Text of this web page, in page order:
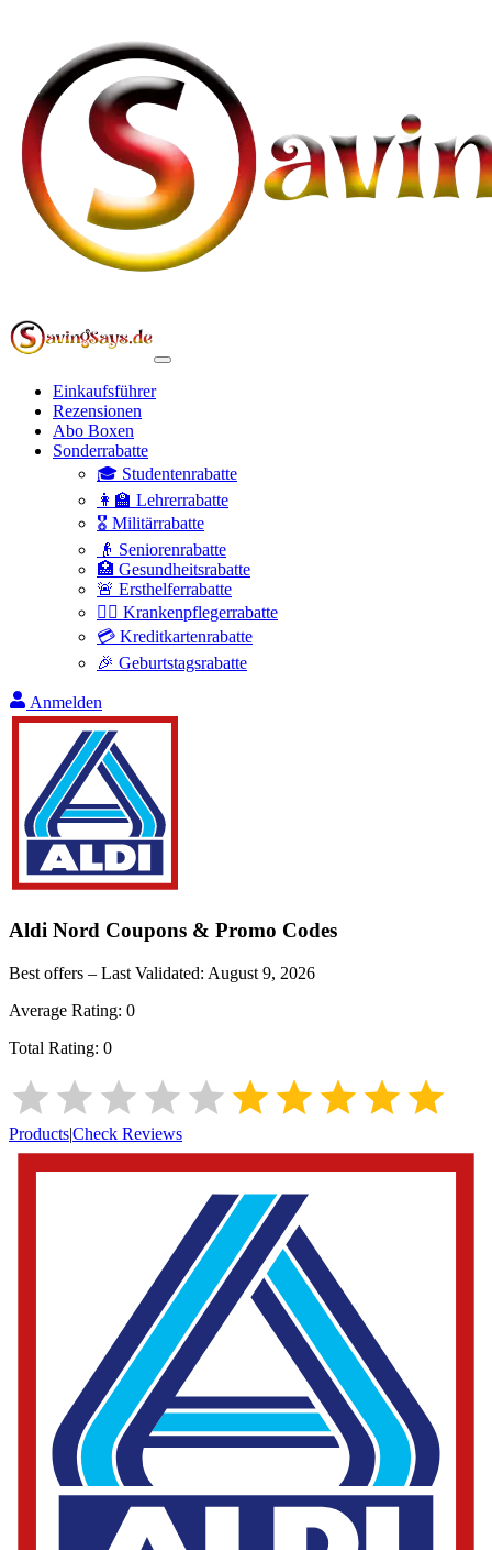
Einkaufsführer
Rezensionen
Abo Boxen
Sonderrabatte
🎓 Studentenrabatte
👩‍🏫 Lehrerrabatte
🎖️ Militärrabatte
👴 Seniorenrabatte
🏥 Gesundheitsrabatte
🚨 Ersthelferrabatte
👩‍⚕️ Krankenpflegerrabatte
💳 Kreditkartenrabatte
🎉 Geburtstagsrabatte
Anmelden
Aldi Nord Coupons & Promo Codes
Best offers – Last Validated: August 9, 2026
Average Rating: 0
Total Rating: 0
Products|Check Reviews